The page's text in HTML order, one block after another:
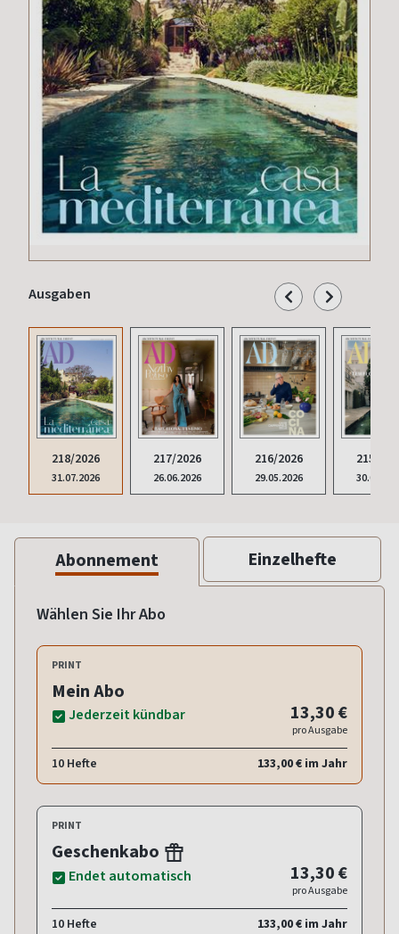
Ausgaben
218/2026
31.07.2026
217/2026
26.06.2026
216/2026
29.05.2026
215/
Abonnement Einzelhefte
Wählen Sie Ihr Abo
PRINT
Mein Abo
Jederzeit kündbar 13,30 €
pro Ausgabe
10 Hefte 133,00 € im Jahr
PRINT
Geschenkabo
Endet automatisch 13,30 €
pro Ausgabe
10 Hefte 133,00 € im Jahr